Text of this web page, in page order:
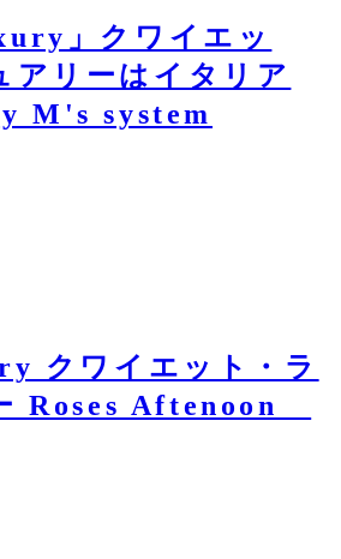
」クワイエッ
アリーはイタリア
M's system
クワイエット・ラ
Roses Aftenoon